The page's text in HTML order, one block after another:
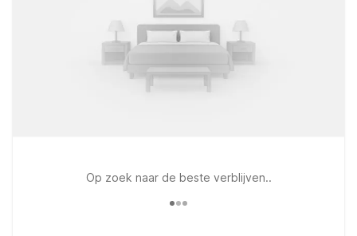
Op zoek naar de beste verblijven..